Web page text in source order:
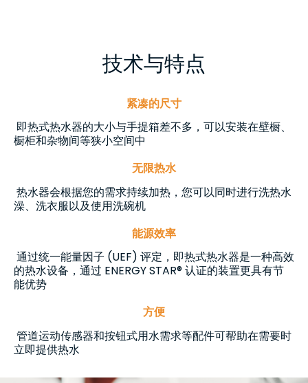
技术与特点
紧凑的尺寸
即热式热水器的大小与手提箱差不多，可以安装在壁橱、
橱柜和杂物间等狭小空间中
无限热水
热水器会根据您的需求持续加热，您可以同时进行洗热水
澡、洗衣服以及使用洗碗机
能源效率
通过统一能量因子 (UEF) 评定，即热式热水器是一种高效
的热水设备，通过 ENERGY STAR® 认证的装置更具有节
能优势
方便
管道运动传感器和按钮式用水需求等配件可帮助在需要时
立即提供热水